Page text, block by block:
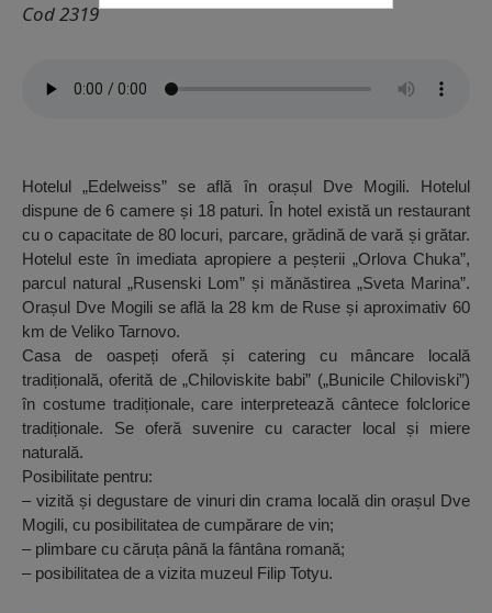
Cod 2319
Hotelul „Edelweiss” se află în orașul Dve Mogili. Hotelul
dispune de 6 camere și 18 paturi. În hotel există un restaurant
cu o capacitate de 80 locuri, parcare, grădină de vară și grătar.
Hotelul este în imediata apropiere a peșterii „Orlova Chuka”,
parcul natural „Rusenski Lom” și mănăstirea „Sveta Marina”.
Orașul Dve Mogili se află la 28 km de Ruse și aproximativ 60
km de Veliko Tarnovo.
Casa de oaspeți oferă și catering cu mâncare locală
tradițională, oferită de „Chiloviskite babi” („Bunicile Chiloviski”)
în costume tradiționale, care interpretează cântece folclorice
tradiționale. Se oferă suvenire cu caracter local și miere
naturală.
Posibilitate pentru:
– vizită și degustare de vinuri din crama locală din orașul Dve
Mogili, cu posibilitatea de cumpărare de vin;
– plimbare cu căruța până la fântâna romană;
– posibilitatea de a vizita muzeul Filip Totyu.